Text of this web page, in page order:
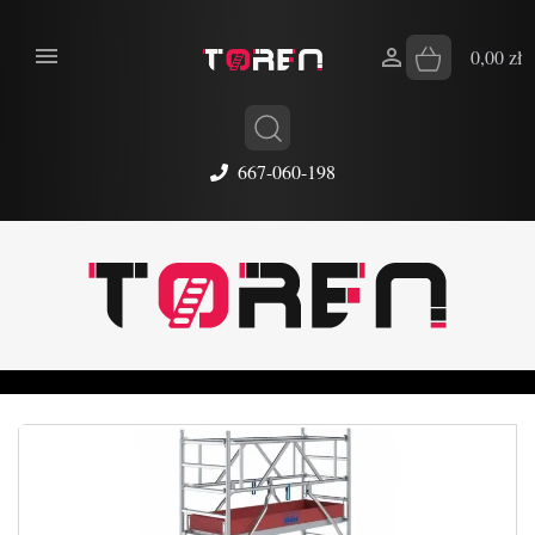
667-060-198
 0,00 zł
